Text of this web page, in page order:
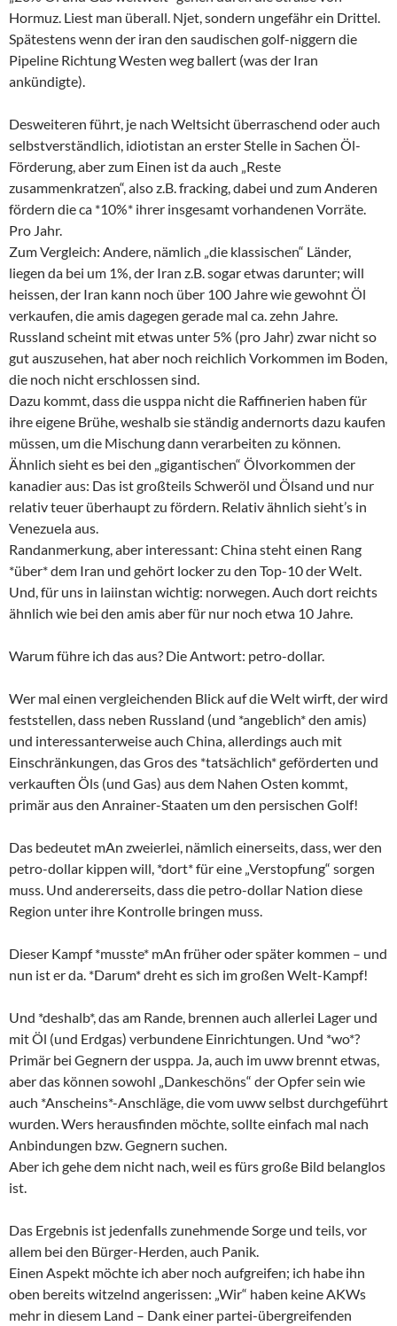
Hormuz. Liest man überall. Njet, sondern ungefähr ein Drittel.
Spätestens wenn der iran den saudischen golf-niggern die
Pipeline Richtung Westen weg ballert (was der Iran
ankündigte).
Desweiteren führt, je nach Weltsicht überraschend oder auch
selbstverständlich, idiotistan an erster Stelle in Sachen Öl-
Förderung, aber zum Einen ist da auch „Reste
zusammenkratzen“, also z.B. fracking, dabei und zum Anderen
fördern die ca *10%* ihrer insgesamt vorhandenen Vorräte.
Pro Jahr.
Zum Vergleich: Andere, nämlich „die klassischen“ Länder,
liegen da bei um 1%, der Iran z.B. sogar etwas darunter; will
heissen, der Iran kann noch über 100 Jahre wie gewohnt Öl
verkaufen, die amis dagegen gerade mal ca. zehn Jahre.
Russland scheint mit etwas unter 5% (pro Jahr) zwar nicht so
gut auszusehen, hat aber noch reichlich Vorkommen im Boden,
die noch nicht erschlossen sind.
Dazu kommt, dass die usppa nicht die Raffinerien haben für
ihre eigene Brühe, weshalb sie ständig andernorts dazu kaufen
müssen, um die Mischung dann verarbeiten zu können.
Ähnlich sieht es bei den „gigantischen“ Ölvorkommen der
kanadier aus: Das ist großteils Schweröl und Ölsand und nur
relativ teuer überhaupt zu fördern. Relativ ähnlich sieht’s in
Venezuela aus.
Randanmerkung, aber interessant: China steht einen Rang
*über* dem Iran und gehört locker zu den Top-10 der Welt.
Und, für uns in laiinstan wichtig: norwegen. Auch dort reichts
ähnlich wie bei den amis aber für nur noch etwa 10 Jahre.
Warum führe ich das aus? Die Antwort: petro-dollar.
Wer mal einen vergleichenden Blick auf die Welt wirft, der wird
feststellen, dass neben Russland (und *angeblich* den amis)
und interessanterweise auch China, allerdings auch mit
Einschränkungen, das Gros des *tatsächlich* geförderten und
verkauften Öls (und Gas) aus dem Nahen Osten kommt,
primär aus den Anrainer-Staaten um den persischen Golf!
Das bedeutet mAn zweierlei, nämlich einerseits, dass, wer den
petro-dollar kippen will, *dort* für eine „Verstopfung“ sorgen
muss. Und andererseits, dass die petro-dollar Nation diese
Region unter ihre Kontrolle bringen muss.
Dieser Kampf *musste* mAn früher oder später kommen – und
nun ist er da. *Darum* dreht es sich im großen Welt-Kampf!
Und *deshalb*, das am Rande, brennen auch allerlei Lager und
mit Öl (und Erdgas) verbundene Einrichtungen. Und *wo*?
Primär bei Gegnern der usppa. Ja, auch im uww brennt etwas,
aber das können sowohl „Dankeschöns“ der Opfer sein wie
auch *Anscheins*-Anschläge, die vom uww selbst durchgeführt
wurden. Wers herausfinden möchte, sollte einfach mal nach
Anbindungen bzw. Gegnern suchen.
Aber ich gehe dem nicht nach, weil es fürs große Bild belanglos
ist.
Das Ergebnis ist jedenfalls zunehmende Sorge und teils, vor
allem bei den Bürger-Herden, auch Panik.
Einen Aspekt möchte ich aber noch aufgreifen; ich habe ihn
oben bereits witzelnd angerissen: „Wir“ haben keine AKWs
mehr in diesem Land – Dank einer partei-übergreifenden